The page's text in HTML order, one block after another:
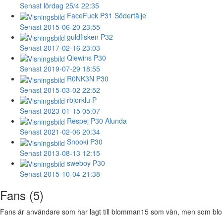
Senast lördag 25/4 22:35
FaceFuck P31 Södertälje
Senast 2015-06-20 23:55
guldfisken P32
Senast 2017-02-16 23:03
Qiewins P30
Senast 2019-07-29 18:55
R0NK3N P30
Senast 2015-03-02 22:52
rbjorklu P
Senast 2023-01-15 05:07
Respej P30 Alunda
Senast 2021-02-06 20:34
Snooki P30
Senast 2013-08-13 12:15
sweboy P30
Senast 2015-10-04 21:38
Fans (5)
Fans är användare som har lagt till blomman15 som vän, men som